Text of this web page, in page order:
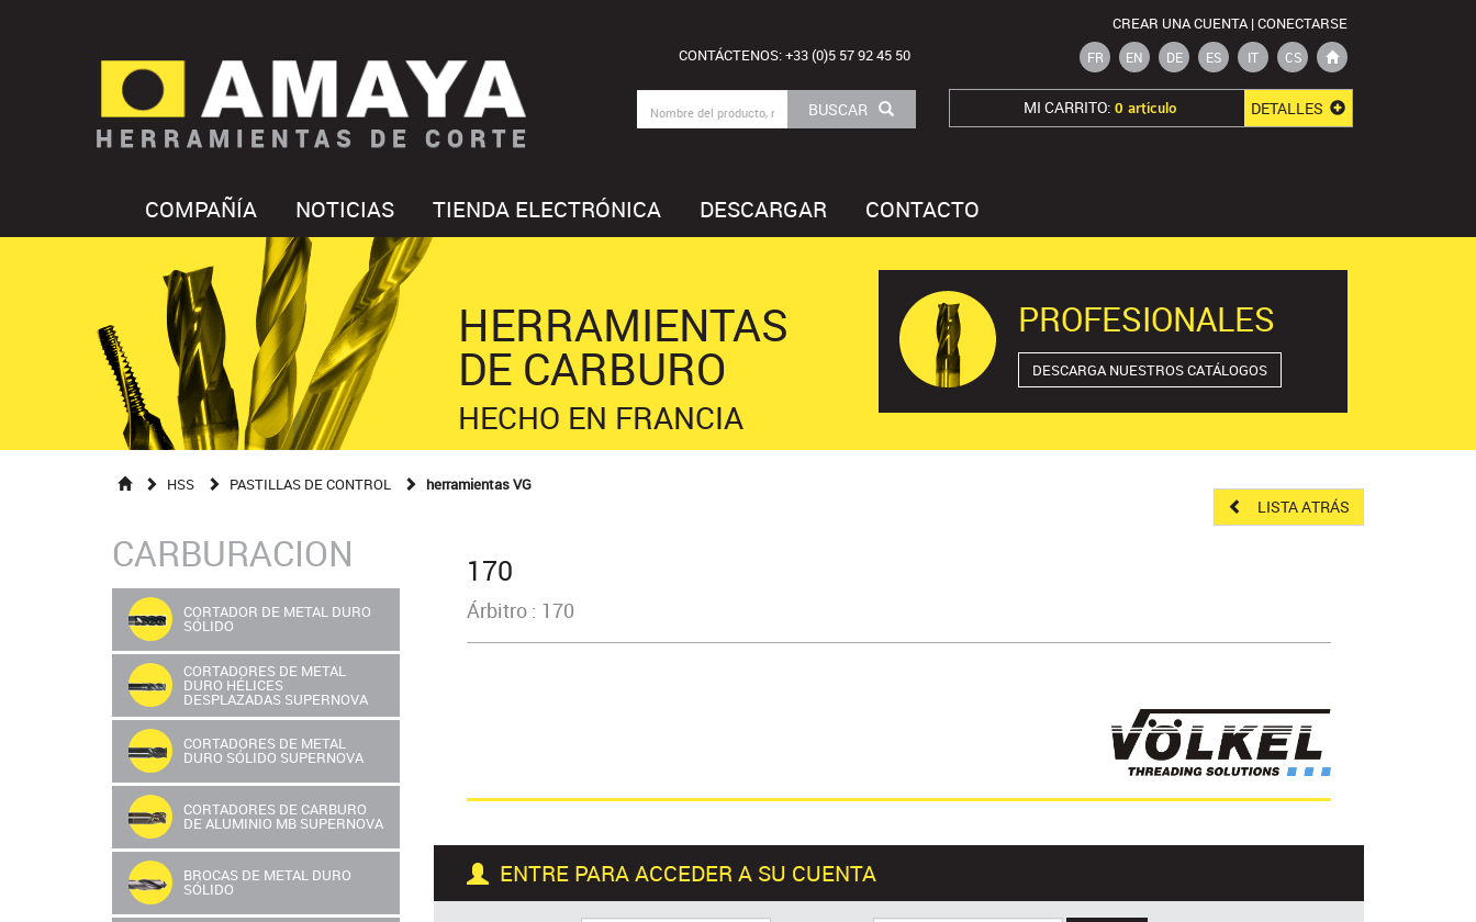
HERRAMIENTAS DE CORTE
CONTÁCTENOS: +33 (0)5 57 92 45 50
BUSCAR
CREAR UNA CUENTA | CONECTARSE
FR EN DE ES IT CS
MI CARRITO:0 artículo DETALLES
COMPAÑÍA NOTICIAS TIENDA ELECTRÓNICA DESCARGAR CONTACTO
HERRAMIENTAS
DE CARBURO
HECHO EN FRANCIA
PROFESIONALES
DESCARGA NUESTROS CATÁLOGOS
HSS PASTILLAS DE CONTROL herramientas VG
LISTA ATRÁS
CARBURACION
CORTADOR DE METAL DURO
SÓLIDO
CORTADORES DE METAL
DURO HÉLICES
DESPLAZADAS SUPERNOVA
CORTADORES DE METAL
DURO SÓLIDO SUPERNOVA
CORTADORES DE CARBURO
DE ALUMINIO MB SUPERNOVA
BROCAS DE METAL DURO
SÓLIDO
170
Árbitro : 170
ENTRE PARA ACCEDER A SU CUENTA